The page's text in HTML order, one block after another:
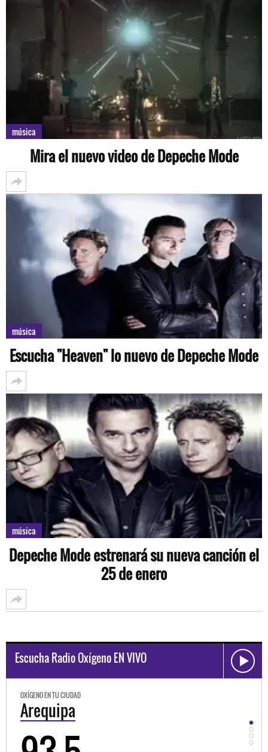
música
Mira el nuevo video de Depeche Mode
música
Escucha "Heaven" lo nuevo de Depeche Mode
música
Depeche Mode estrenará su nueva canción el
25 de enero
Escucha Radio Oxígeno EN VIVO
OXÍGENO EN TU CIUDAD
Trujillo